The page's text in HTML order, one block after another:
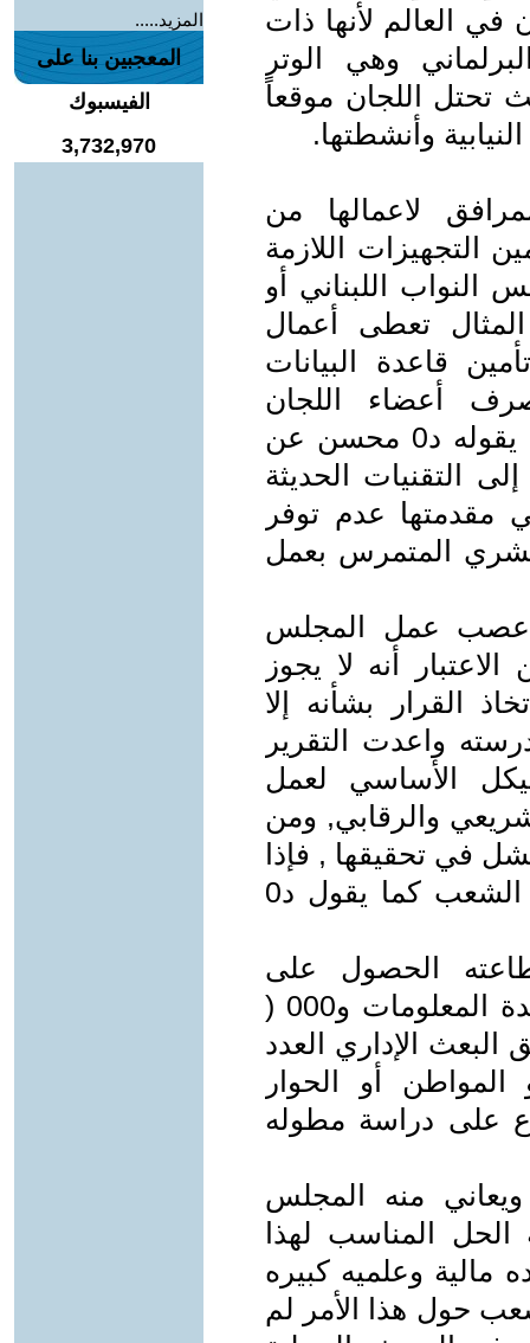
العالم لأنها ذات
وهي الوتر
تحتل اللجان موقعاً
وأنشطتها.
لاعمالها من
التجهيزات اللازمة
النواب اللبناني أو
تعطى أعمال
قاعدة البيانات
أعضاء اللجان
والإداريين المرافقين للجان,عكس ما يقوله د0 محسن عن
التقنيات الحديثة
مقدمتها عدم توفر
المتمرس بعمل
عصب عمل المجلس
أنه لا يجوز
القرار بشأنه إلا
واعدت التقرير
الأساسي لعمل
والرقابي, ومن
في تحقيقها , فإذا
كان واقع اللجان النيابية في مجلس الشعب كما يقول د0
الحصول على
المعلومة من المجلس والافتقار لقاعدة المعلومات و000 (
البعث الإداري العدد
أو الحوار
على دراسة مطوله
ويعاني منه المجلس
المناسب لهذا
مالية وعلميه كبيره
حول هذا الأمر لم
المزيد.....
المعجبين بنا على
الفيسبوك
3,732,970